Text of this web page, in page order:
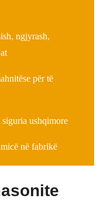
ngjyrash,
për të
ushqimore
në fabrikë